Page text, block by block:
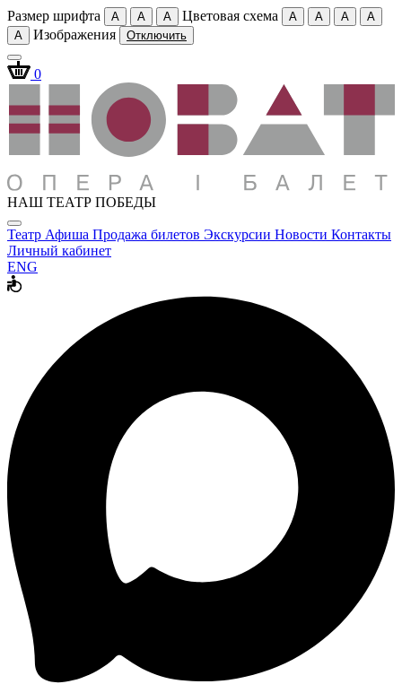
Размер шрифта A A A Цветовая схема A A A
A
A
Изображения Отключить
0
НАШ ТЕАТР ПОБЕДЫ
Театр Афиша Продажа билетов Экскурсии Новости Контакты
Личный кабинет
ENG